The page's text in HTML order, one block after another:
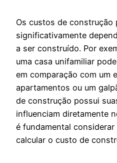
Os custos de construção
significativamente
a ser construído. Por
uma casa unifamiliar
em comparação com um
apartamentos ou um
de construção possui
influenciam diretamente
é fundamental
calcular o custo de